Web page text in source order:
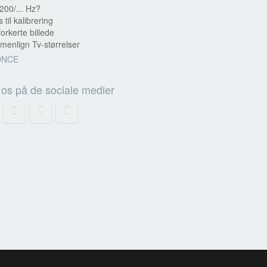
... Hz?
til kalibrering
billede
Tv-størrelser
på de sociale medier